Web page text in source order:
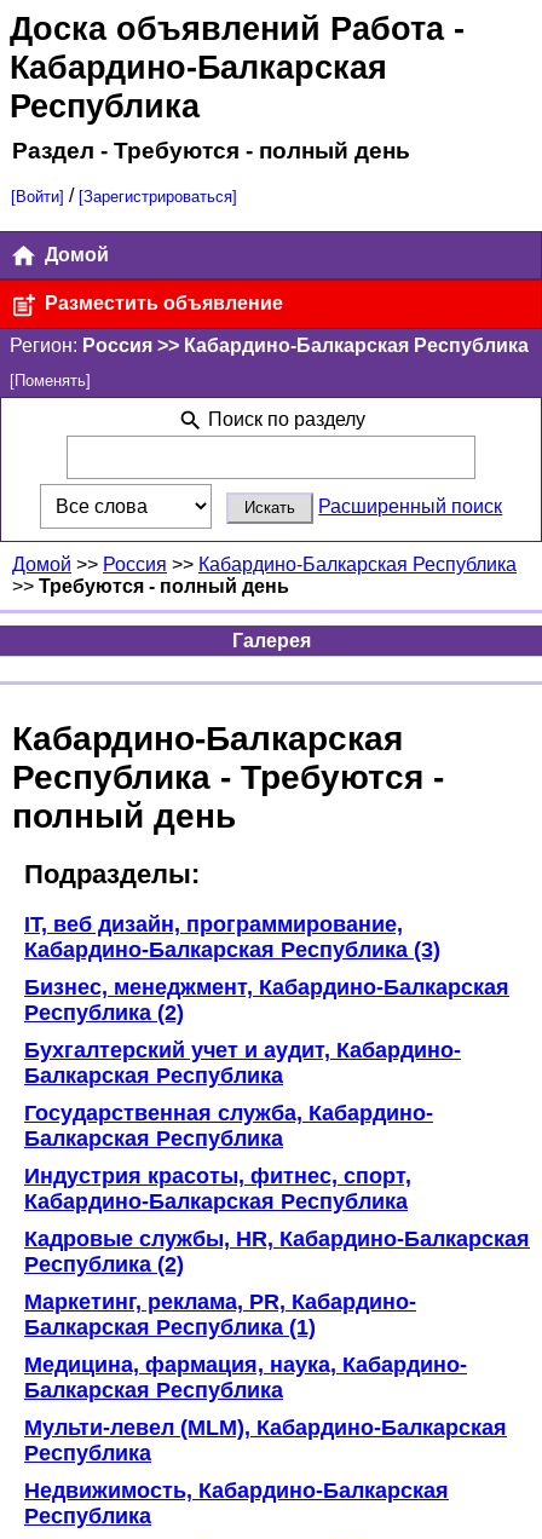
Доска объявлений Работа-
Кабардино-Балкарская
Республика
Раздел - Требуются - полный день
[Войти] / [Зарегистрироваться]
Домой
Разместить объявление
Регион: Россия >> Кабардино-Балкарская Республика
[Поменять]
Поиск по разделу
Расширенный поиск
Домой >> Россия >> Кабардино-Балкарская Республика
>> Требуются - полный день
Галерея
Кабардино-Балкарская
Республика - Требуются -
полный день
Подразделы:
IT, веб дизайн, программирование,
Кабардино-Балкарская Республика (3)
Бизнес, менеджмент, Кабардино-Балкарская
Республика (2)
Бухгалтерский учет и аудит, Кабардино-
Балкарская Республика
Государственная служба, Кабардино-
Балкарская Республика
Индустрия красоты, фитнес, спорт,
Кабардино-Балкарская Республика
Кадровые службы, HR, Кабардино-Балкарская
Республика (2)
Маркетинг, реклама, PR, Кабардино-
Балкарская Республика (1)
Медицина, фармация, наука, Кабардино-
Балкарская Республика
Мульти-левел (MLM), Кабардино-Балкарская
Республика
Недвижимость, Кабардино-Балкарская
Республика